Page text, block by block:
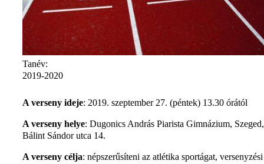
Tanév:
2019-2020
A verseny ideje: 2019. szeptember 27. (péntek) 13.30 órától
A verseny helye: Dugonics András Piarista Gimnázium, Szeged,
Bálint Sándor utca 14.
A verseny célja: népszerűsíteni az atlétika sportágat, versenyzési